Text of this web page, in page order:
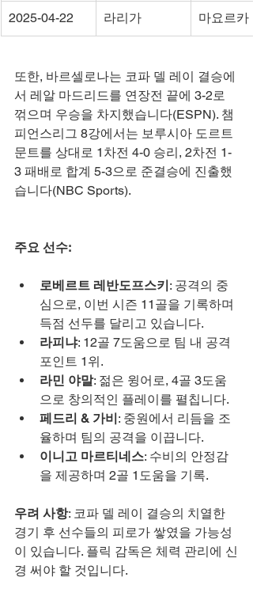
2025-04-22 라리가 마요르카
또한, 바르셀로나는 코파 델 레이 결승에
서 레알 마드리드를 연장전 끝에 3-2로
꺾으며 우승을 차지했습니다(ESPN). 챔
피언스리그 8강에서는 보루시아 도르트
문트를 상대로 1차전 4-0 승리, 2차전 1-
3 패배로 합계 5-3으로 준결승에 진출했
습니다(NBC Sports).
주요 선수:
로베르트 레반도프스키: 공격의 중
심으로, 이번 시즌 11골을 기록하며
득점 선두를 달리고 있습니다.
라피냐: 12골 7도움으로 팀 내 공격
포인트 1위.
라민 야말: 젊은 윙어로, 4골 3도움
으로 창의적인 플레이를 펼칩니다.
페드리 & 가비: 중원에서 리듬을 조
율하며 팀의 공격을 이끕니다.
이니고 마르티네스: 수비의 안정감
을 제공하며 2골 1도움을 기록.
우려 사항: 코파 델 레이 결승의 치열한
경기 후 선수들의 피로가 쌓였을 가능성
이 있습니다. 플릭 감독은 체력 관리에 신
경 써야 할 것입니다.